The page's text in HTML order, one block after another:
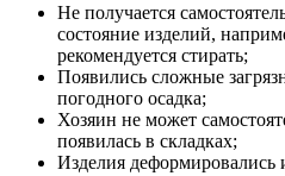
Не получается
состояние изделий,
рекомендуется стирать;
Появились сложные
погодного осадка;
Хозяин не может
появилась в складках;
Изделия деформировались